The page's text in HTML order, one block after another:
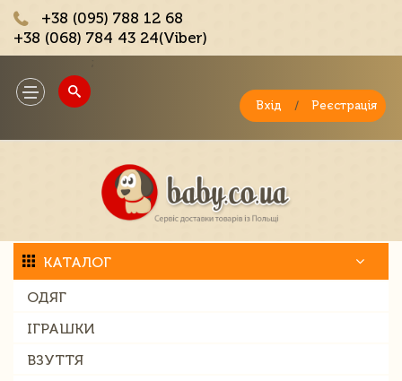
+38 (095) 788 12 68
+38 (068) 784 43 24(Viber)
Toggle
navigation
Вхід / Реєстрація
КАТАЛОГ
ОДЯГ
ІГРАШКИ
ВЗУТТЯ